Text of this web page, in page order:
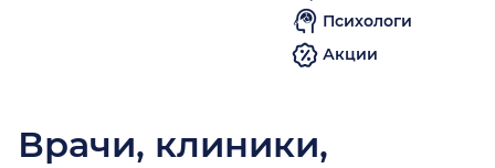
Психологи
Акции
Врачи, клиники,